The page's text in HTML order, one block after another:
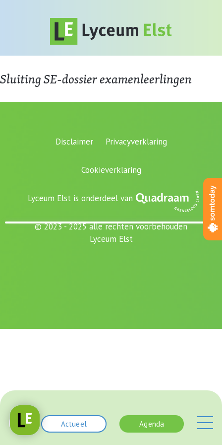
Actueel Agenda
Sluiting SE-dossier examenleerlingen
Disclaimer Privacyverklaring
Cookieverklaring
Lyceum Elst is onderdeel van
© 2023 - 2025 alle rechten voorbehouden
Lyceum Elst